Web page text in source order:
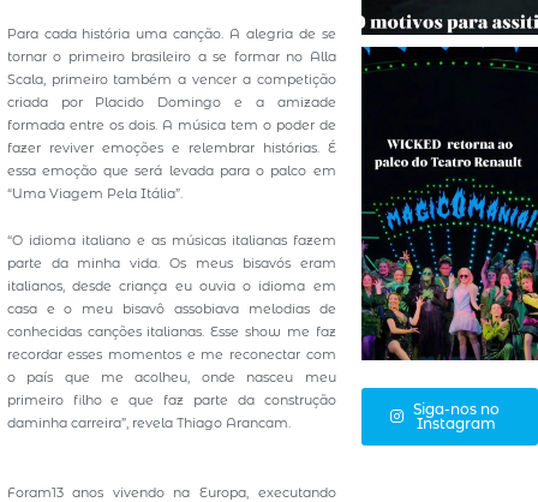
Para cada história uma canção. A alegria de se
tornar o primeiro brasileiro a se formar no Alla
Scala, primeiro também a vencer a competição
criada por Placido Domingo e a amizade
formada entre os dois. A música tem o poder de
fazer reviver emoções e relembrar histórias. É
essa emoção que será levada para o palco em
“Uma Viagem Pela Itália”.
“O idioma italiano e as músicas italianas fazem
parte da minha vida. Os meus bisavós eram
italianos, desde criança eu ouvia o idioma em
casa e o meu bisavô assobiava melodias de
conhecidas canções italianas. Esse show me faz
recordar esses momentos e me reconectar com
o país que me acolheu, onde nasceu meu
primeiro filho e que faz parte da construção
daminha carreira”, revela Thiago Arancam.
Foram13 anos vivendo na Europa, executando
Siga-nos no
Instagram